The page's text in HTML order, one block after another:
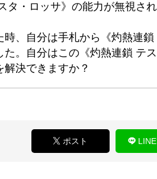
タ・ロッサ》の能力が無視さ
、自分は手札から《灼熱連鎖
。自分はこの《灼熱連鎖 テ
決できますか？
ポスト